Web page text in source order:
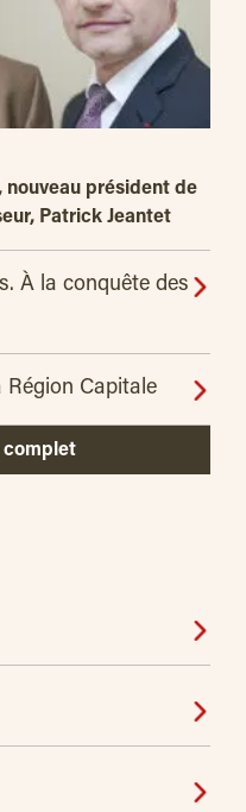
nouveau président de
Patrick Jeantet
À la conquête des
Région Capitale
complet